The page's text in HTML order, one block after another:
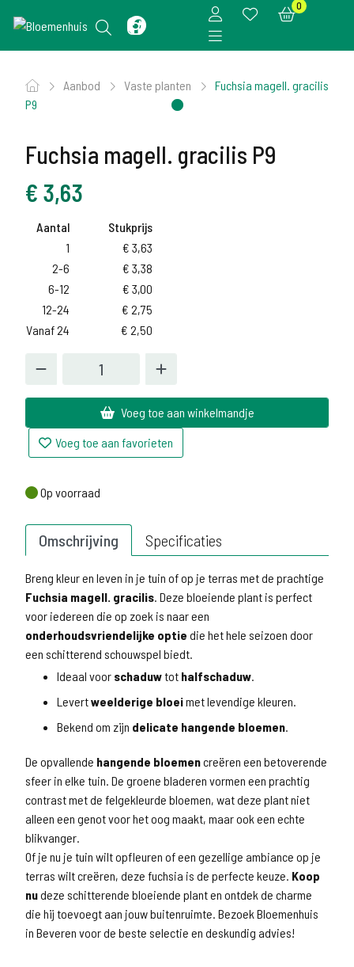
0
Aanbod Vaste planten
Fuchsia magell. gracilis
P9
Fuchsia magell. gracilis P9
€ 3,63
Aantal
Stukprijs
1
€ 3,63
2-6
€ 3,38
6-12
€ 3,00
12-24
€ 2,75
Vanaf 24
€ 2,50
Voeg toe aan winkelmandje
Voeg toe aan favorieten
Op voorraad
Op voorraad
Omschrijving Specificaties
Breng kleur en leven in je tuin of op je terras met de prachtige
Fuchsia magell. gracilis. Deze bloeiende plant is perfect
voor iedereen die op zoek is naar een
onderhoudsvriendelijke optie die het hele seizoen door
een schitterend schouwspel biedt.
Ideaal voor schaduwtot halfschaduw.
Levertweelderige bloeimet levendige kleuren.
Bekend om zijn delicate hangende bloemen.
De opvallende hangende bloemencreëren een betoverende
sfeer in elke tuin. De groene bladeren vormen een prachtig
contrast met de felgekleurde bloemen, wat deze plant niet
alleen een genot voor het oog maakt, maar ook een echte
blikvanger.
Of je nu je tuin wilt opfleuren of een gezellige ambiance op je
terras wilt creëren, deze fuchsia is de perfecte keuze. Koop
nudeze schitterende bloeiende plant en ontdek de charme
die hij toevoegt aan jouw buitenruimte. Bezoek Bloemenhuis
in Beveren voor de beste selectie en deskundig advies!